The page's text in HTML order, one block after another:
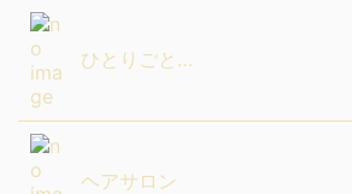
ひとりごと…
ヘアサロン